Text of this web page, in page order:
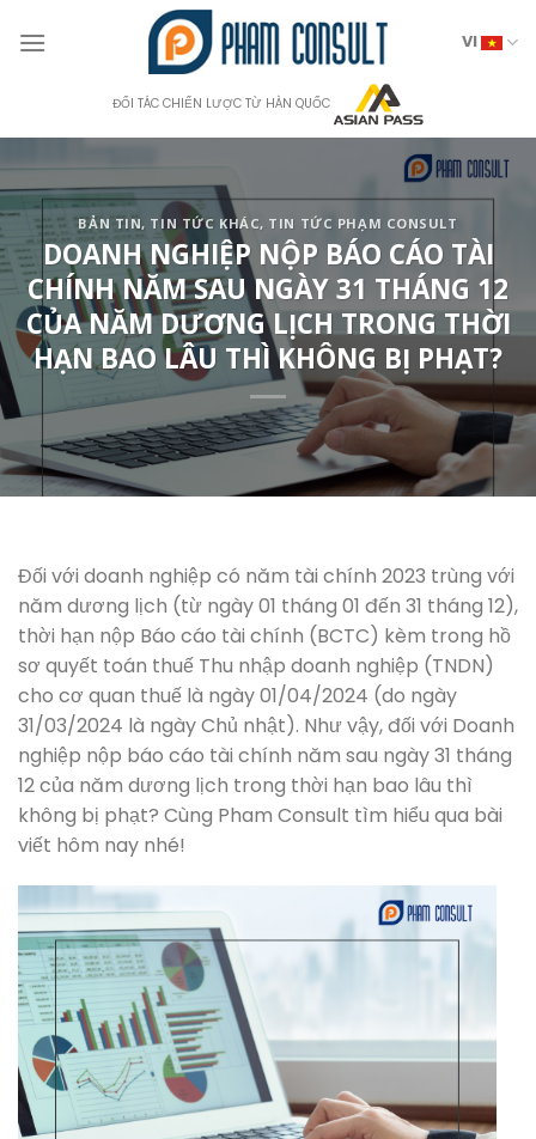
VI
ĐỐI TÁC CHIẾN LƯỢC TỪ HÀN QUỐC
BẢN TIN, TIN TỨC KHÁC, TIN TỨC PHẠM CONSULT
DOANH NGHIỆP NỘP BÁO CÁO TÀI
CHÍNH NĂM SAU NGÀY 31 THÁNG 12
CỦA NĂM DƯƠNG LỊCH TRONG THỜI
HẠN BAO LÂU THÌ KHÔNG BỊ PHẠT?
Đối với doanh nghiệp có năm tài chính 2023 trùng với
năm dương lịch (từ ngày 01 tháng 01 đến 31 tháng 12),
thời hạn nộp Báo cáo tài chính (BCTC) kèm trong hồ
sơ quyết toán thuế Thu nhập doanh nghiệp (TNDN)
cho cơ quan thuế là ngày 01/04/2024 (do ngày
31/03/2024 là ngày Chủ nhật). Như vậy, đối với Doanh
nghiệp nộp báo cáo tài chính năm sau ngày 31 tháng
12 của năm dương lịch trong thời hạn bao lâu thì
không bị phạt? Cùng Pham Consult tìm hiểu qua bài
viết hôm nay nhé!